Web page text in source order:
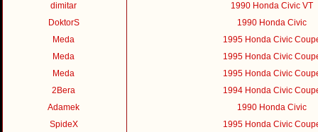
dimitar
1990 Honda Civic VT
DoktorS
1990 Honda Civic
Meda
1995 Honda Civic
Meda
1995 Honda Civic
Meda
1995 Honda Civic
2Bera
1994 Honda Civic
Adamek
1990 Honda Civic
SpideX
1995 Honda Civic